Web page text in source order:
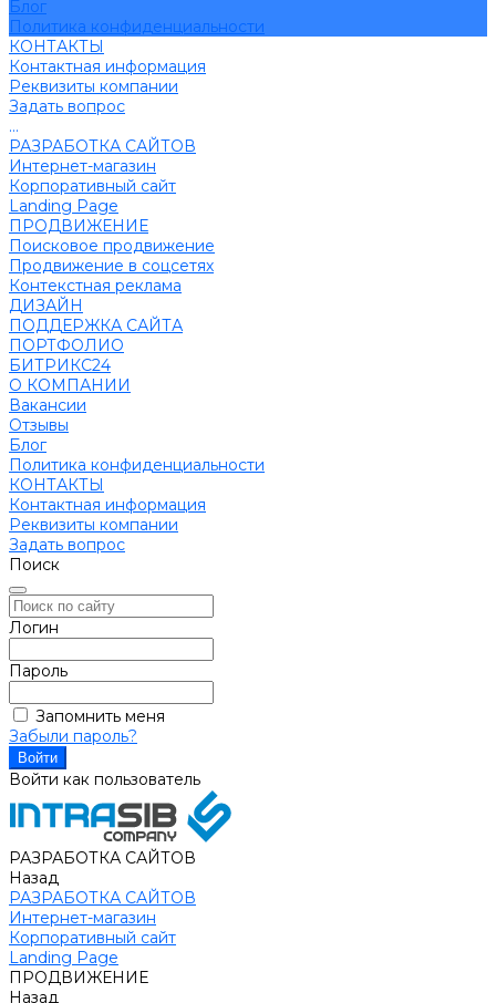
Блог
Политика конфиденциальности
КОНТАКТЫ
Контактная информация
Реквизиты компании
Задать вопрос
...
РАЗРАБОТКА САЙТОВ
Интернет-магазин
Корпоративный сайт
Landing Page
ПРОДВИЖЕНИЕ
Поисковое продвижение
Продвижение в соцсетях
Контекстная реклама
ДИЗАЙН
ПОДДЕРЖКА САЙТА
ПОРТФОЛИО
БИТРИКС24
О КОМПАНИИ
Вакансии
Отзывы
Блог
Политика конфиденциальности
КОНТАКТЫ
Контактная информация
Реквизиты компании
Задать вопрос
Поиск
Логин
Пароль
Запомнить меня
Забыли пароль?
Войти как пользователь
РАЗРАБОТКА САЙТОВ
Назад
РАЗРАБОТКА САЙТОВ
Интернет-магазин
Корпоративный сайт
Landing Page
ПРОДВИЖЕНИЕ
Назад